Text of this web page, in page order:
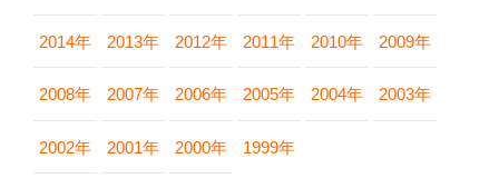
2014年 2013年 2012年 2011年 2010年 2009年
2008年 2007年 2006年 2005年 2004年 2003年
2002年 2001年 2000年 1999年